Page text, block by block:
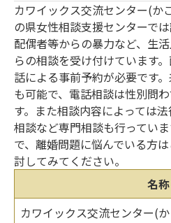
カワイックス交流センター(か
の県女性相談支援センターで
配偶者等からの暴力など、生
らの相談を受け付けています
話による事前予約が必要です
も可能で、電話相談は性別問
す。また相談内容によっては
相談など専門相談も行ってい
で、離婚問題に悩んでいる方
討してみてください。
名称
カワイックス交流センター(